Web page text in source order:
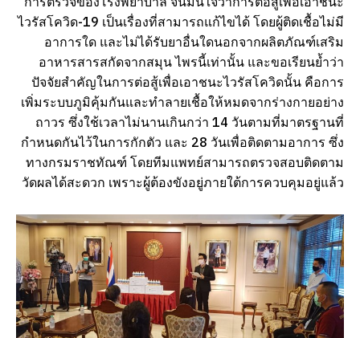
ไวรัสโควิด-19 เป็นเรื่องที่สามารถแก้ไขได้ โดยผู้ติดเชื้อไม่มี
อาการใด และไม่ได้รับยาอื่นใดนอกจากผลิตภัณฑ์เสริม
อาหารสารสกัดจากสมุน ไพรนี้เท่านั้น และขอเรียนย้ำว่า
ปัจจัยสำคัญในการต่อสู้เพื่อเอาชนะไวรัสโควิดนั้น คือการ
เพิ่มระบบภูมิคุ้มกันและทำลายเชื้อให้หมดจากร่างกายอย่าง
ถาวร ซึ่งใช้เวลาไม่นานเกินกว่า 14 วันตามที่มาตรฐานที่
กำหนดกันไว้ในการกักตัว และ 28 วันเพื่อติดตามอาการ ซึ่ง
ทางกรมราชทัณฑ์ โดยทีมแพทย์สามารถตรวจสอบติดตาม
วัดผลได้สะดวก เพราะผู้ต้องขังอยู่ภายใต้การควบคุมอยู่แล้ว